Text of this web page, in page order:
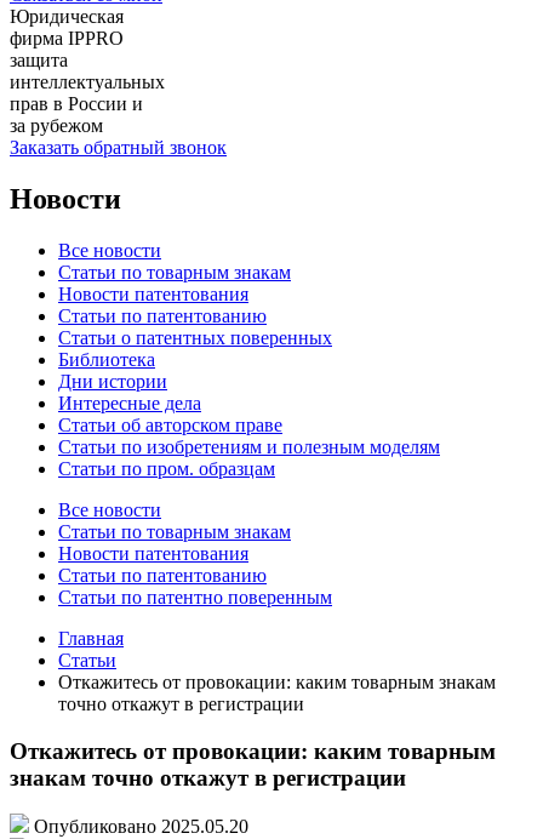
Юридическая
фирма IPPRO
защита
интеллектуальных
прав в России и
за рубежом
Заказать обратный звонок
Новости
Все новости
Статьи по товарным знакам
Новости патентования
Статьи по патентованию
Статьи о патентных поверенных
Библиотека
Дни истории
Интересные дела
Статьи об авторском праве
Статьи по изобретениям и полезным моделям
Статьи по пром. образцам
Все новости
Статьи по товарным знакам
Новости патентования
Статьи по патентованию
Статьи по патентно поверенным
Главная
Статьи
Откажитесь от провокации: каким товарным знакам
точно откажут в регистрации
Откажитесь от провокации: каким товарным
знакам точно откажут в регистрации
Опубликовано 2025.05.20